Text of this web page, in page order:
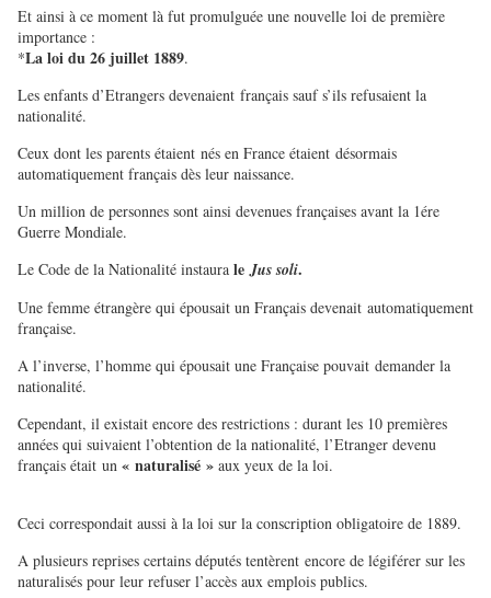
Et ainsi à ce moment là fut promulguée une nouvelle loi de première
importance :
*La loi du 26 juillet 1889.
Les enfants d’Etrangers devenaient français sauf s’ils refusaient la
nationalité.
Ceux dont les parents étaient nés en France étaient désormais
automatiquement français dès leur naissance.
Un million de personnes sont ainsi devenues françaises avant la 1ére
Guerre Mondiale.
Le Code de la Nationalité instaura le Jus soli.
Une femme étrangère qui épousait un Français devenait automatiquement
française.
A l’inverse, l’homme qui épousait une Française pouvait demander la
nationalité.
Cependant, il existait encore des restrictions : durant les 10 premières
années qui suivaient l’obtention de la nationalité, l’Etranger devenu
français était un « naturalisé » aux yeux de la loi.
Ceci correspondait aussi à la loi sur la conscription obligatoire de 1889.
A plusieurs reprises certains députés tentèrent encore de légiférer sur les
naturalisés pour leur refuser l’accès aux emplois publics.